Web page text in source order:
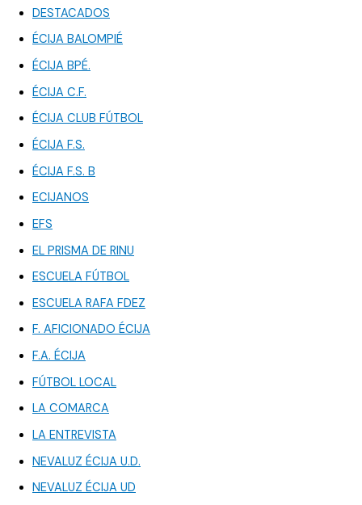
DESTACADOS
ÉCIJA BALOMPIÉ
ÉCIJA BPÉ.
ÉCIJA C.F.
ÉCIJA CLUB FÚTBOL
ÉCIJA F.S.
ÉCIJA F.S. B
ECIJANOS
EFS
EL PRISMA DE RINU
ESCUELA FÚTBOL
ESCUELA RAFA FDEZ
F. AFICIONADO ÉCIJA
F.A. ÉCIJA
FÚTBOL LOCAL
LA COMARCA
LA ENTREVISTA
NEVALUZ ÉCIJA U.D.
NEVALUZ ÉCIJA UD